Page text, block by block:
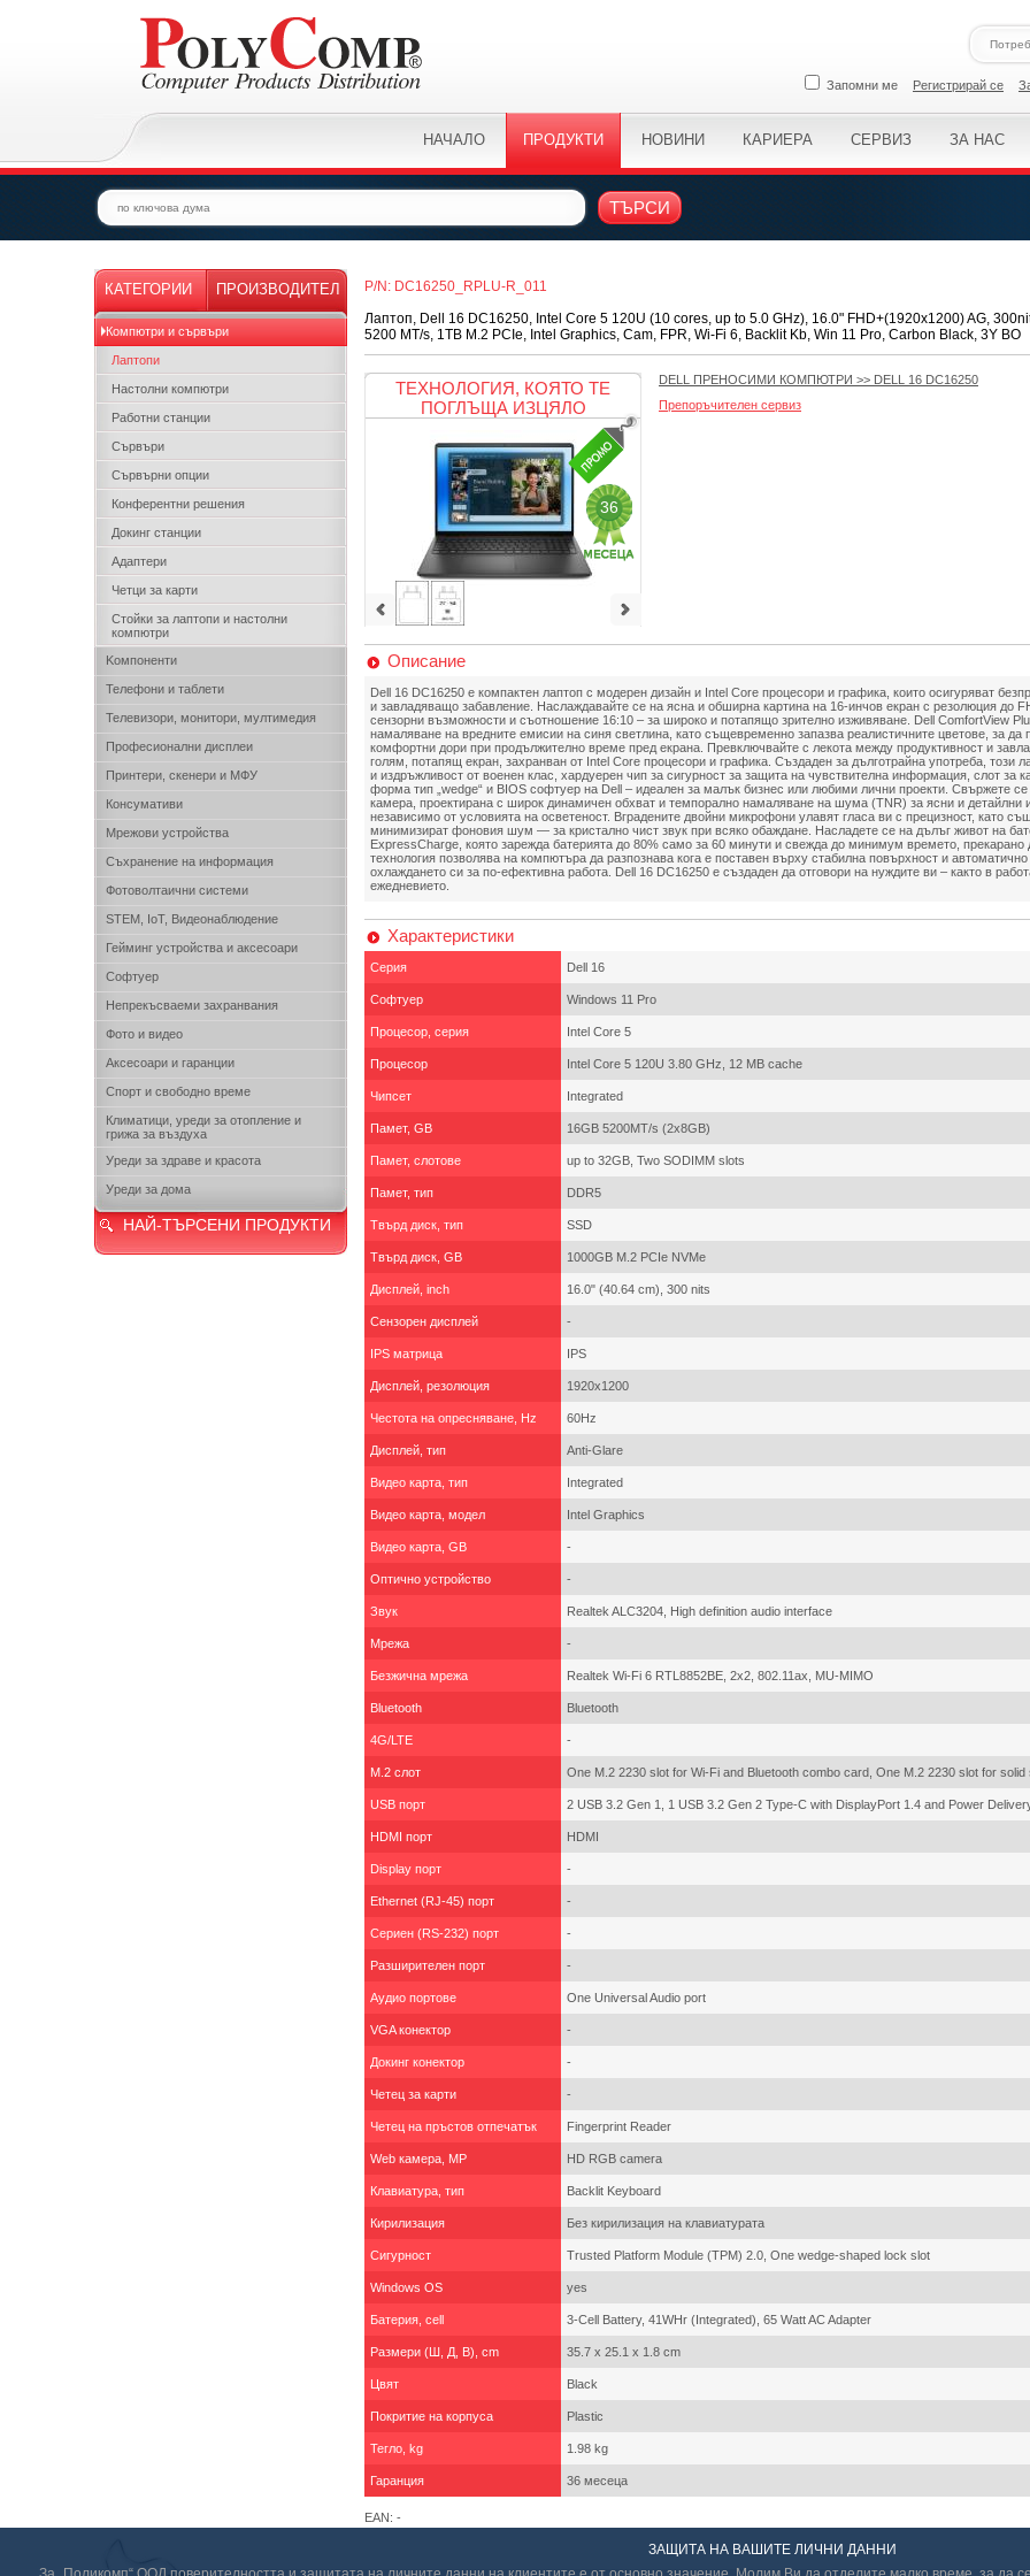
ЗАЩИТА НА ВАШИТЕ ЛИЧНИ ДАННИ
Запомни ме Регистрирай се
НАЧАЛО ПРОДУКТИ НОВИНИ КАРИЕРА СЕРВИЗ ЗА НАС
ТЪРСИ
КАТЕГОРИИ ПРОИЗВОДИТЕЛ
Компютри и сървъри
Лаптопи
Настолни компютри
Работни станции
Сървъри
Сървърни опции
Конферентни решения
Докинг станции
Адаптери
Четци за карти
Стойки за лаптопи и настолни
компютри
Kомпоненти
Телефони и таблети
Телевизори, монитори, мултимедия
Професионални дисплеи
Принтери, скенери и МФУ
Консумативи
Мрежови устройства
Съхранение на информация
Фотоволтаични системи
STEM, IoT, Видеонаблюдение
Гейминг устройства и аксесоари
Софтуер
Непрекъсваеми захранвания
Фото и видео
Аксесоари и гаранции
Спорт и свободно време
Климатици, уреди за отопление и
грижа за въздуха
Уреди за здраве и красота
Уреди за дома
НАЙ-ТЪРСЕНИ ПРОДУКТИ
P/N: DC16250_RPLU-R_011
Лаптоп, Dell 16 DC16250, Intel Core 5 120U (10 cores, up to 5.0 GHz), 16.0" FHD+(1920x1200) AG,
5200 MT/s, 1TB M.2 PCIe, Intel Graphics, Cam, FPR, Wi-Fi 6, Backlit Kb, Win 11 Pro, Carbon Black, 3Y BO
ТЕХНОЛОГИЯ, КОЯТО ТЕ
ПОГЛЪЩА ИЗЦЯЛО
36
DELL ПРЕНОСИМИ КОМПЮТРИ >> DELL 16 DC16250
Препоръчителен сервиз
Описание
Dell 16 DC16250 e компактен лаптоп с модерен дизайн и Intel Core процесори и графика, които осигуряват
и завладяващо забавление. Наслаждавайте се на ясна и обширна картина на 16-инчов екран с резолюция до
сензорни възможности и съотношение 16:10 – за широко и потапящо зрително изживяване. Dell ComfortView
намаляване на вредните емисии на синя светлина, като същевременно запазва реалистичните цветове, за да
комфортни дори при продължително време пред екрана. Превключвайте с лекота между продуктивност и
голям, потапящ екран, захранван от Intel Core процесори и графика. Създаден за дълготрайна употреба, този
и издръжливост от военен клас, хардуерен чип за сигурност за защита на чувствителна информация, слот за
форма тип „wedge“ и BIOS софтуер на Dell – идеален за малък бизнес или любими лични проекти. Свържете
камера, проектирана с широк динамичен обхват и темпорално намаляване на шума (TNR) за ясни и детайлни
независимо от условията на осветеност. Вградените двойни микрофони улавят гласа ви с прецизност, като
минимизират фоновия шум — за кристално чист звук при всяко обаждане. Насладете се на дълъг живот на
ExpressCharge, която зарежда батерията до 80% само за 60 минути и свежда до минимум времето, прекарано
технология позволява на компютъра да разпознава кога е поставен върху стабилна повърхност и
охлаждането си за по-ефективна работа. Dell 16 DC16250 е създаден да отговори на нуждите ви – както в
ежедневието.
Характеристики
Серия Dell 16
Софтуер Windows 11 Pro
Процесор, серия Intel Core 5
Процесор Intel Core 5 120U 3.80 GHz, 12 MB cache
Чипсет Integrated
Памет, GB 16GB 5200MT/s (2x8GB)
Памет, слотове up to 32GB, Two SODIMM slots
Памет, тип DDR5
Твърд диск, тип SSD
Твърд диск, GB 1000GB M.2 PCIe NVMe
Дисплей, inch 16.0" (40.64 cm), 300 nits
Сензорен дисплей -
IPS матрица IPS
Дисплей, резолюция 1920x1200
Честота на опресняване, Hz 60Hz
Дисплей, тип Anti-Glare
Видео карта, тип Integrated
Видео карта, модел Intel Graphics
Видео карта, GB -
Оптично устройство -
Звук Realtek ALC3204, High definition audio interface
Мрежа -
Безжична мрежа Realtek Wi-Fi 6 RTL8852BE, 2x2, 802.11ax, MU-MIMO
Bluetooth Bluetooth
4G/LTE -
M.2 слот One M.2 2230 slot for Wi-Fi and Bluetooth combo card, One M.2 2230 slot for solid
USB порт 2 USB 3.2 Gen 1, 1 USB 3.2 Gen 2 Type-C with DisplayPort 1.4 and Power
HDMI порт HDMI
Display порт -
Ethernet (RJ-45) порт -
Сериен (RS-232) порт -
Разширителен порт -
Аудио портове One Universal Audio port
VGA конектор -
Докинг конектор -
Четец за карти -
Четец на пръстов отпечатък Fingerprint Reader
Web камера, MP HD RGB camera
Клавиатура, тип Backlit Keyboard
Кирилизация Без кирилизация на клавиатурата
Сигурност Trusted Platform Module (TPM) 2.0, One wedge-shaped lock slot
Windows OS yes
Батерия, cell 3-Cell Battery, 41WHr (Integrated), 65 Watt AC Adapter
Размери (Ш, Д, В), cm 35.7 x 25.1 x 1.8 cm
Цвят Black
Покритие на корпуса Plastic
Тегло, kg 1.98 kg
Гаранция 36 месеца
EAN: -